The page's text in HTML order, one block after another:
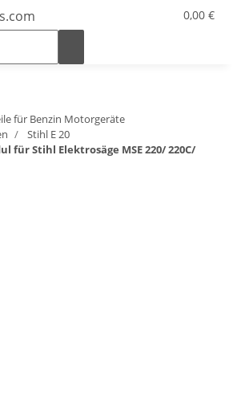
0,00 €
für Benzin Motorgeräte
Stihl E 20
für Stihl Elektrosäge MSE 220/ 220C/